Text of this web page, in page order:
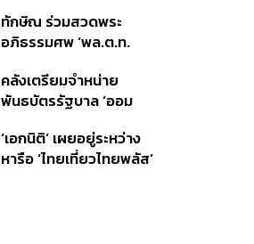
ราย รอ ป.ป.ช. ขีดเส้นแล้ว
เสร็จ 31 ส.ค.
ทักษิณ ร่วมสวดพระ
อภิธรรมศพ ‘พล.ต.ท.
สิน’ สิริอายุ 103 ปี แกนนำ
เพื่อไทย-บุคคลหลาก
คลังเตรียมจำหน่าย
พันธบัตรรัฐบาล ‘ออม
ก.ย.นี้ อาจเพิ่มสัดส่วนการ
ขายแบบ Small Lot First
‘เอกนิติ’ เผยอยู่ระหว่าง
หารือ ‘ไทยเที่ยวไทยพลัส’